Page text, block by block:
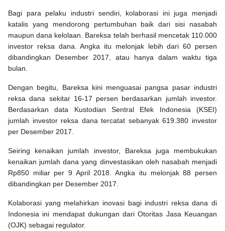
Bagi para pelaku industri sendiri, kolaborasi ini juga menjadi
katalis yang mendorong pertumbuhan baik dari sisi nasabah
maupun dana kelolaan. Bareksa telah berhasil mencetak 110.000
investor reksa dana. Angka itu melonjak lebih dari 60 persen
dibandingkan Desember 2017, atau hanya dalam waktu tiga
bulan.
Dengan begitu, Bareksa kini menguasai pangsa pasar industri
reksa dana sekitar 16-17 persen berdasarkan jumlah investor.
Berdasarkan data Kustodian Sentral Efek Indonesia (KSEI)
jumlah investor reksa dana tercatat sebanyak 619.380 investor
per Desember 2017.
Seiring kenaikan jumlah investor, Bareksa juga membukukan
kenaikan jumlah dana yang dinvestasikan oleh nasabah menjadi
Rp850 miliar per 9 April 2018. Angka itu melonjak 88 persen
dibandingkan per Desember 2017.
Kolaborasi yang melahirkan inovasi bagi industri reksa dana di
Indonesia ini mendapat dukungan dari Otoritas Jasa Keuangan
(OJK) sebagai regulator.